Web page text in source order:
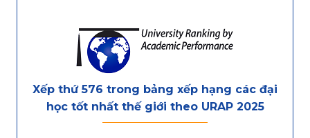
Xếp thứ 576 trong bảng xếp hạng các đại
học tốt nhất thế giới theo URAP 2025